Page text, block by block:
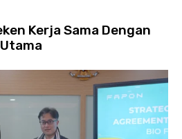
Kerja Sama Dengan